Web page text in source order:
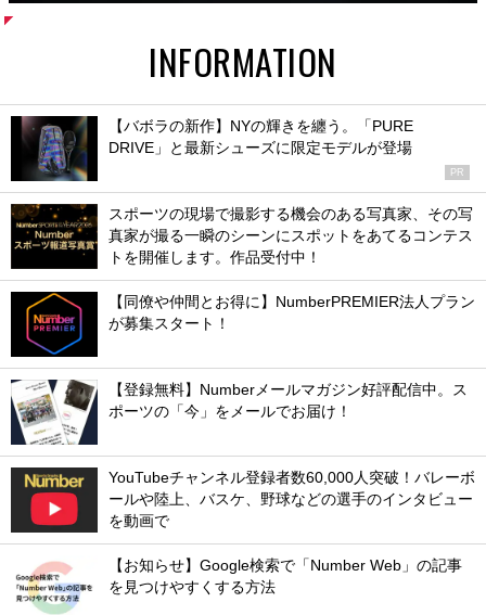
INFORMATION
【バボラの新作】NYの輝きを纏う。「PURE
DRIVE」と最新シューズに限定モデルが登場
PR
スポーツの現場で撮影する機会のある写真家、その写
真家が撮る一瞬のシーンにスポットをあてるコンテス
トを開催します。作品受付中！
【同僚や仲間とお得に】NumberPREMIER法人プラン
が募集スタート！
【登録無料】Numberメールマガジン好評配信中。ス
ポーツの「今」をメールでお届け！
YouTubeチャンネル登録者数60,000人突破！バレーボ
ールや陸上、バスケ、野球などの選手のインタビュー
を動画で
【お知らせ】Google検索で「Number Web」の記事
を見つけやすくする方法